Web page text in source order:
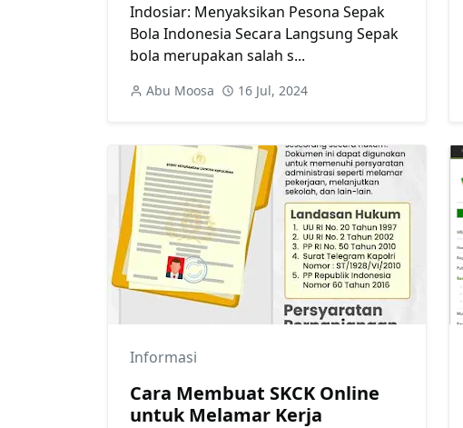
Indosiar: Menyaksikan Pesona Sepak
Bola Indonesia Secara Langsung Sepak
bola merupakan salah s...
Abu Moosa 16 Jul, 2024
Informasi
Cara Membuat SKCK Online
untuk Melamar Kerja